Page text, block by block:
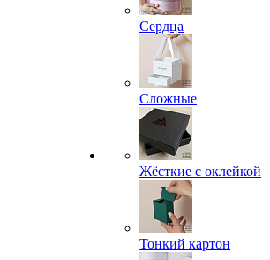
Сердца
Сложные
Жёсткие с оклейкой
Тонкий картон